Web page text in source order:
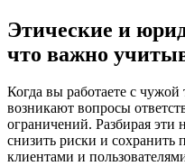
Этические и
что важно
Когда вы работаете с
возникают вопросы
ограничений. Разбирая
снизить риски и сохранить
клиентами и